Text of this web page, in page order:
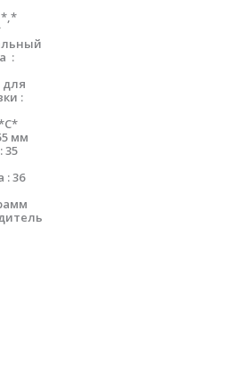
:
:
мм
35
36